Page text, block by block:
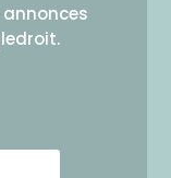
annonces